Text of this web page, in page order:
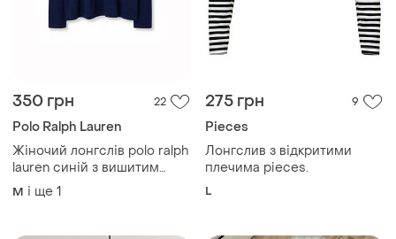
350 грн 22
Polo Ralph Lauren
Жіночий лонгслів polo ralph
lauren синій з вишитим
логотипом • m • стан
ідеальний
M і ще 1
275 грн 9
Pieces
Лонгслив з відкритими
плечима pieces.
L